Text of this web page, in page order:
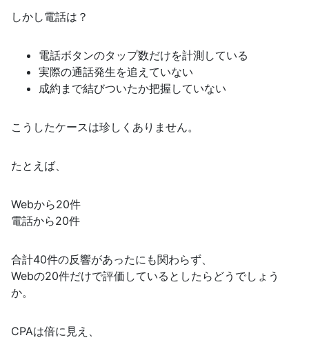
しかし電話は？
電話ボタンのタップ数だけを計測している
実際の通話発生を追えていない
成約まで結びついたか把握していない
こうしたケースは珍しくありません。
たとえば、
Webから20件
電話から20件
合計40件の反響があったにも関わらず、
Webの20件だけで評価しているとしたらどうでしょう
か。
CPAは倍に見え、